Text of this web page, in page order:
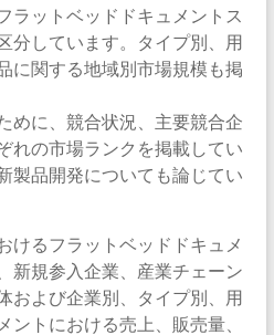
ラットベッドドキュメントス
分しています。タイプ別、用
に関する地域別市場規模も掲
めに、競合状況、主要競合企
れの市場ランクを掲載してい
製品開発についても論じてい
けるフラットベッドドキュメ
新規参入企業、産業チェーン
および企業別、タイプ別、用
トにおける売上、販売量、